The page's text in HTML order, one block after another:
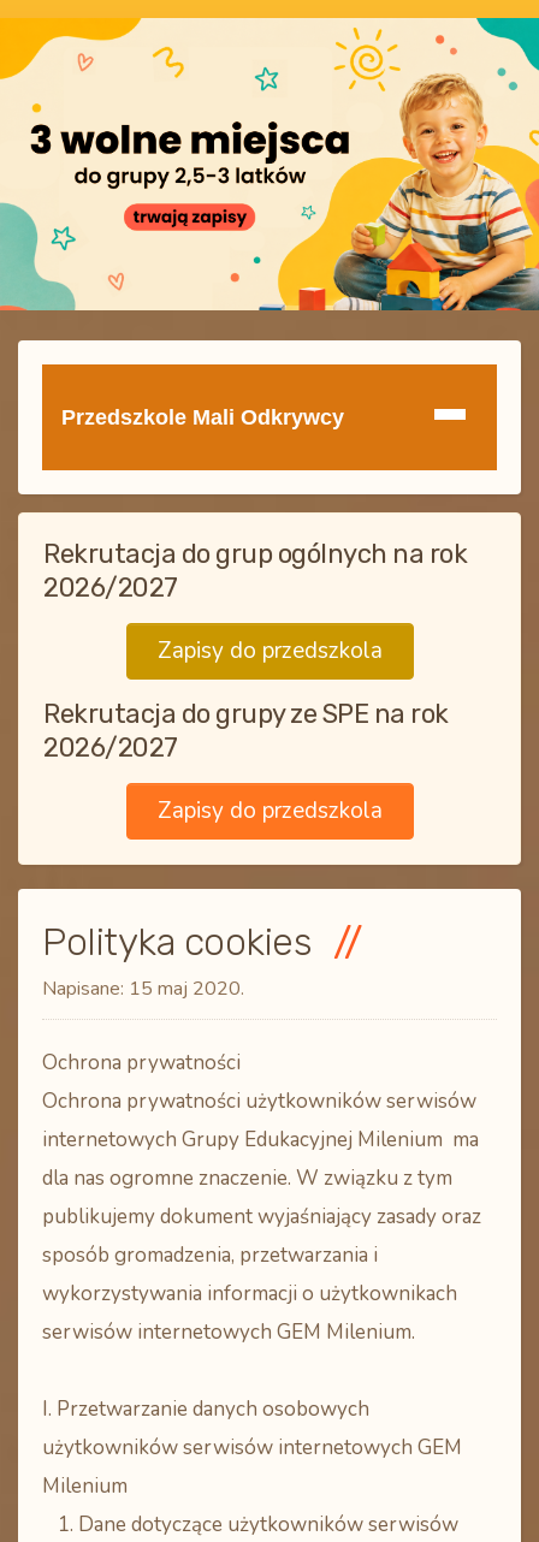
Przedszkole Mali Odkrywcy
Rekrutacja do grup ogólnych na rok
2026/2027
Zapisy do przedszkola
Rekrutacja do grupy ze SPE na rok
2026/2027
Zapisy do przedszkola
Polityka cookies
Napisane: 15 maj 2020.
Ochrona prywatności
Ochrona prywatności użytkowników serwisów
internetowych Grupy Edukacyjnej Milenium ma
dla nas ogromne znaczenie. W związku z tym
publikujemy dokument wyjaśniający zasady oraz
sposób gromadzenia, przetwarzania i
wykorzystywania informacji o użytkownikach
serwisów internetowych GEM Milenium.
I. Przetwarzanie danych osobowych
użytkowników serwisów internetowych GEM
Milenium
Dane dotyczące użytkowników serwisów